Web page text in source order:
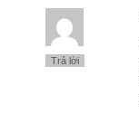
Trả lời